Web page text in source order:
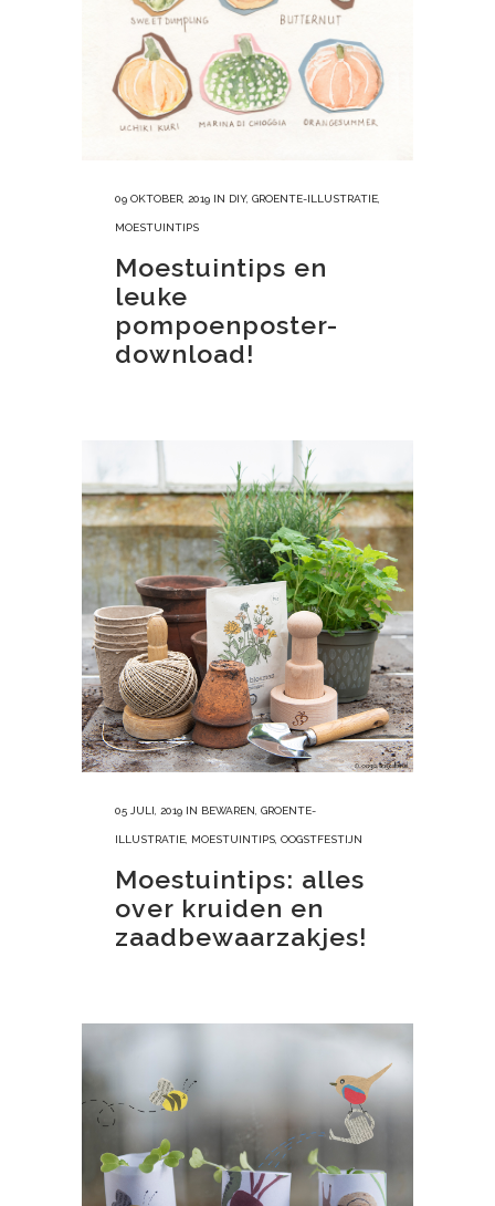
09 OKTOBER, 2019 IN DIY, GROENTE-ILLUSTRATIE
MOESTUINTIPS
Moestuintips en
leuke
pompoenposter-
download!
05 JULI, 2019 IN BEWAREN GROENTE-
ILLUSTRATIE MOESTUINTIPS OOGSTFESTIJN
Moestuintips: alles
over kruiden en
zaadbewaarzakjes!